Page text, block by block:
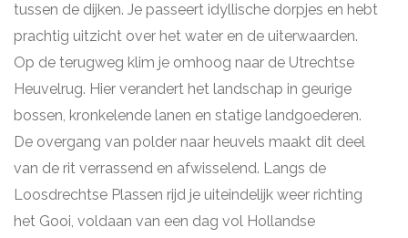
tussen de dijken. Je passeert idyllische dorpjes en hebt
prachtig uitzicht over het water en de uiterwaarden.
Op de terugweg klim je omhoog naar de Utrechtse
Heuvelrug. Hier verandert het landschap in geurige
bossen, kronkelende lanen en statige landgoederen.
De overgang van polder naar heuvels maakt dit deel
van de rit verrassend en afwisselend. Langs de
Loosdrechtse Plassen rijd je uiteindelijk weer richting
het Gooi, voldaan van een dag vol Hollandse